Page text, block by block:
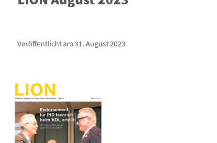
Veröffentlicht am 31. August 2023